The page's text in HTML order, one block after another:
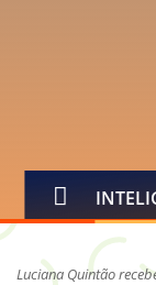

Luciana Quintão